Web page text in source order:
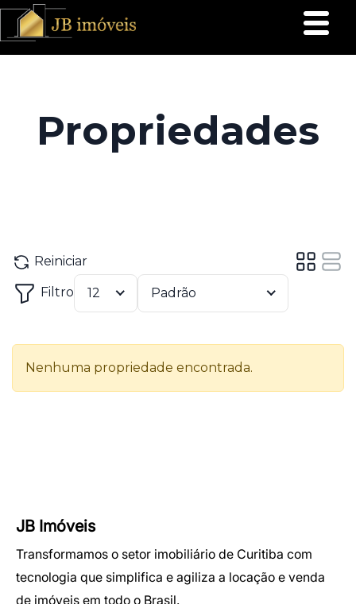
JB Imóveis
Transformamos o setor imobiliário de Curitiba com
tecnologia que simplifica e agiliza a locação e venda
de imóveis em todo o Brasil.